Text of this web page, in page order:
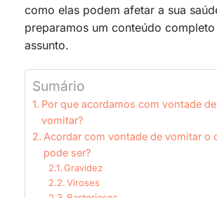
como elas podem afetar a sua
preparamos um conteúdo
assunto.
Sumário
Por que acordamos com vontade de
vomitar?
Acordar com vontade de vomitar o
pode ser?
Gravidez
Viroses